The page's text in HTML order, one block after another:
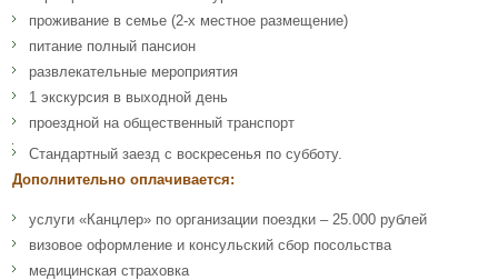
проживание в семье (2-х местное размещение)
питание полный пансион
развлекательные мероприятия
1 экскурсия в выходной день
проездной на общественный транспорт
Стандартный заезд с воскресенья по субботу.
Дополнительно оплачивается:
услуги «Канцлер» по организации поездки – 25.000 рублей
визовое оформление и консульский сбор посольства
медицинская страховка